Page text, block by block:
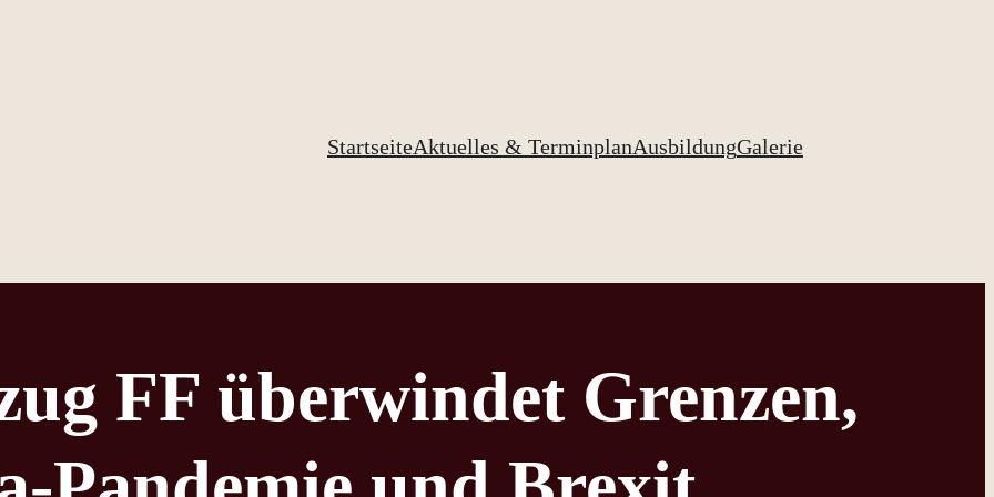
StartseiteAktuelles & TerminplanAusbildungGalerie
FF überwindet Grenzen,